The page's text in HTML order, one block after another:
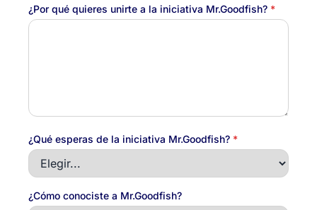
¿Por qué quieres unirte a la iniciativa Mr.Goodfish? *
¿Qué esperas de la iniciativa Mr.Goodfish? *
¿Cómo conociste a Mr.Goodfish?